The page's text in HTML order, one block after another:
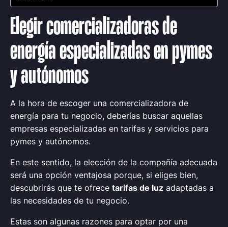
Elegir comercializadoras de
energía especializadas en pymes
y autónomos
A la hora de escoger una comercializadora de
energía para tu negocio, deberías buscar aquellas
empresas especializadas en tarifas y servicios para
pymes y autónomos.
En este sentido, la elección de la compañía adecuada
será una opción ventajosa porque, si eliges bien,
descubrirás que te ofrece tarifas de luz adaptadas a
las necesidades de tu negocio.
Estas son algunas razones para optar por una